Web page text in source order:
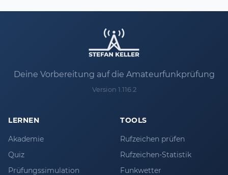
Deine Vorbereitung auf die Amateurfunkprüfung
Version 1.116.2
LERNEN
Akademie
Quiz
Prüfungssimulation
TOOLS
Rufzeichen prüfen
Rufzeichen-Statistik
Funkwetter